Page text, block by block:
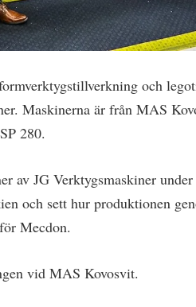
och
Maskinerna är från MAS
280.
av JG Verktygsmaskiner
och sett hur produktionen
Mecdon.
vid MAS Kovosvit.